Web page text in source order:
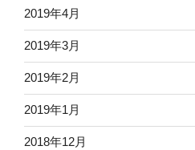
2019年4月
2019年3月
2019年2月
2019年1月
2018年12月